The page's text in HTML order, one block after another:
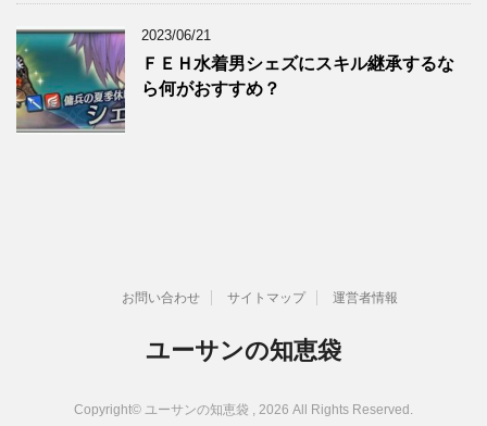
2023/06/21
ＦＥＨ水着男シェズにスキル継承するな
ら何がおすすめ？
お問い合わせ サイトマップ 運営者情報
ユーサンの知恵袋
Copyright© ユーサンの知恵袋 , 2026 All Rights Reserved.